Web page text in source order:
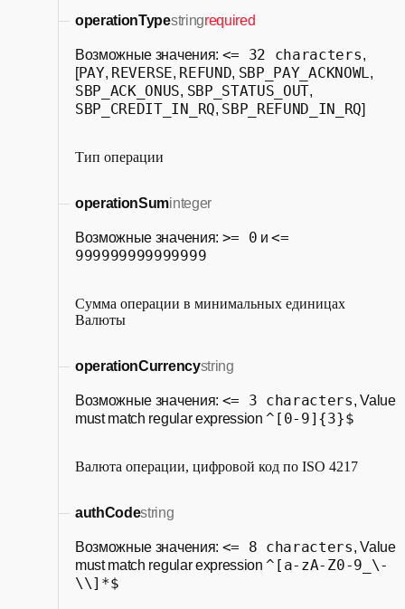
operationTypestringrequired
Возможные значения: <= 32 characters,
[PAY, REVERSE, REFUND, SBP_PAY_ACKNOWL,
SBP_ACK_ONUS, SBP_STATUS_OUT,
SBP_CREDIT_IN_RQ, SBP_REFUND_IN_RQ]
Тип операции
operationSuminteger
Возможные значения: >= 0 и<=
999999999999999
Сумма операции в минимальных единицах
Валюты
operationCurrencystring
Возможные значения: <= 3 characters, Value
must match regular expression^[0-9]{3}$
Валюта операции, цифровой код по ISO 4217
authCodestring
Возможные значения: <= 8 characters, Value
must match regular expression^[a-zA-Z0-9_\-
\\]*$